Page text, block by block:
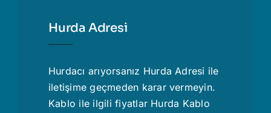
Hurda Adresi
Hurdacı arıyorsanız Hurda Adresi ile
iletişime geçmeden karar vermeyin.
Kablo ile ilgili fiyatlar Hurda Kablo